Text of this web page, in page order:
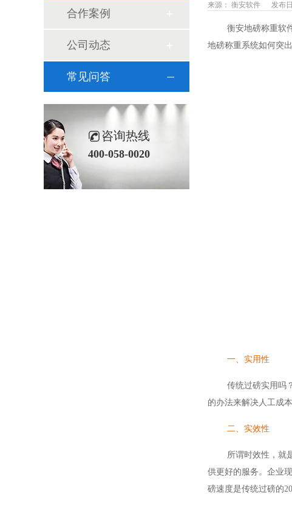
来源： 衡安软件 发布
衡安地磅称重软件
地磅称重系统如何突
一、实用性
传统过磅实用吗？
的办法来解决人工成
二、实效性
所谓时效性，就是
供更好的服务。企业
磅速度是传统过磅的
合作案例
公司动态
常见问答
咨询热线
400-058-0020